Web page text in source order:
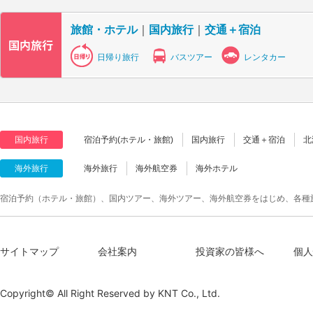
旅館・ホテル｜ 国内旅行｜ 交通＋宿泊
日帰り旅行 バスツアー レンタカー
国内旅行 宿泊予約(ホテル・旅館) 国内旅行 交通＋宿泊
海外旅行 海外旅行 海外航空券 海外ホテル
宿泊予約（ホテル・旅館）、国内ツアー、海外ツアー、海外航空券をはじめ、各
サイトマップ 会社案内 投資家の皆様へ 個
Copyright© All Right Reserved by KNT Co., Ltd.